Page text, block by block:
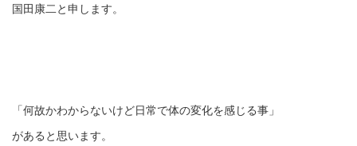
国田康二と申します。
「何故かわからないけど日常で体の変化を感じる事」
があると思います。